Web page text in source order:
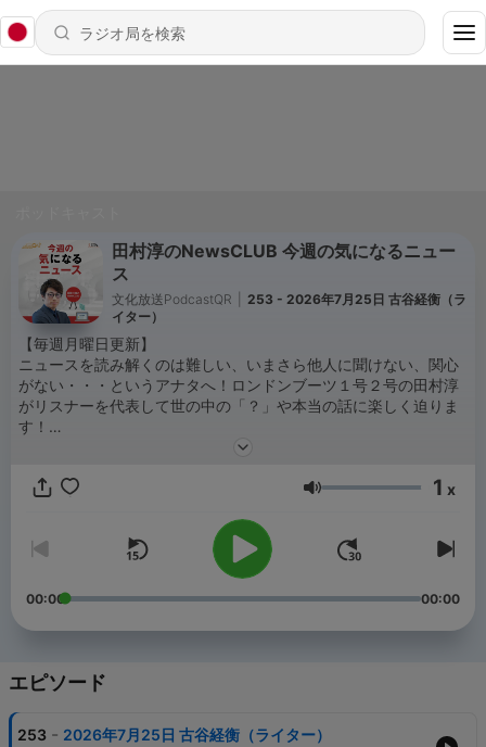
田村淳のNewsCLUB 今週の気になるニュー
ス
文化放送PodcastQR
253 - 2026年7月25日 古谷経衡（ラ
イター）
【毎週月曜日更新】
ニュースを読み解くのは難しい、いまさら他人に聞けない、関心
がない・・・というアナタへ！ロンドンブーツ１号２号の田村淳
がリスナーを代表して世の中の「？」や本当の話に楽しく迫りま
す！
主規制」することなく言いたい放題で振り返ります！
・ロンドンブーツ1号2号田村淳
・島田さくら弁護士 or 正木裕美弁護士（アディーレ法律事務
・砂山圭大郎（文化放送アナウンサー）
音量 1 x
00:00 00:00
エピソード
253 - 2026年7月25日 古谷経衡（ライター）